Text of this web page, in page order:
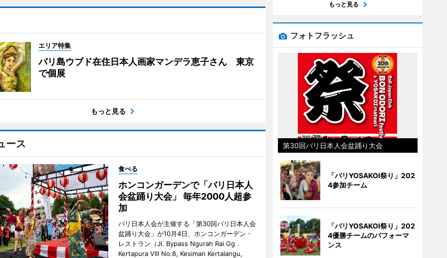
エリア特集
バリ島ウブド在住日本人画家マンデラ恵子さん 東京
で個展
もっと見る
ース
食べる
ホンコンガーデンで「バリ日本人
会盆踊り大会」 毎年2000人超参
加
バリ日本人会が主催する「第30回バリ日本人会
盆踊り大会」が10月4日、ホンコンガーデン・
レストラン（Jl. Bypass Ngurah Rai Gg．
Kertapura Vlll No.8, Kesiman Kertalangu,
もっと見る
フォトフラッシュ
第30回バリ日本人会盆踊り大会
「バリYOSAKOI祭り」202
4参加チーム
「バリYOSAKOI祭り」202
4優勝チームのパフォーマ
ンス